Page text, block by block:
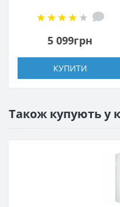
5 099грн
КУПИТИ
Також купують у